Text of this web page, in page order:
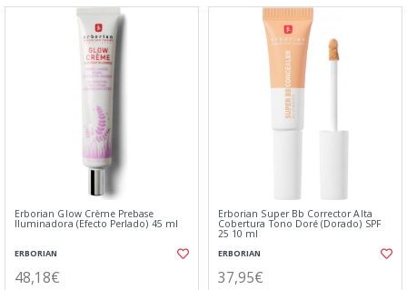
Erborian Glow Crème Prebase
Iluminadora (Efecto Perlado) 45 ml
ERBORIAN
48,18€
Erborian Super Bb Corrector Alta
Cobertura Tono Doré (Dorado) SPF
25 10 ml
ERBORIAN
37,95€